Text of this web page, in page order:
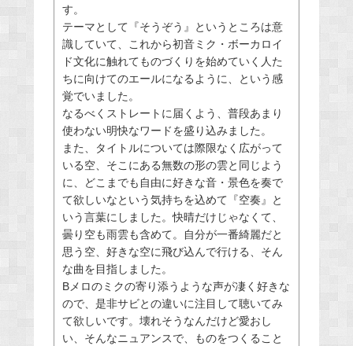
す。
テーマとして『そうぞう』というところは意
識していて、これから初音ミク・ボーカロイ
ド文化に触れてものづくりを始めていく人た
ちに向けてのエールになるように、という感
覚でいました。
なるべくストレートに届くよう、普段あまり
使わない明快なワードを盛り込みました。
また、タイトルについては際限なく広がって
いる空、そこにある無数の形の雲と同じよう
に、どこまでも自由に好きな音・景色を奏で
て欲しいなという気持ちを込めて『空奏』と
いう言葉にしました。快晴だけじゃなくて、
曇り空も雨雲も含めて。自分が一番綺麗だと
思う空、好きな空に飛び込んで行ける、そん
な曲を目指しました。
Bメロのミクの寄り添うような声が凄く好きな
ので、是非サビとの違いに注目して聴いてみ
て欲しいです。壊れそうなんだけど愛おし
い、そんなニュアンスで、ものをつくること